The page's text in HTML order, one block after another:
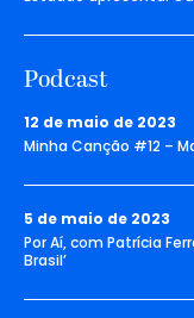
Podcast
12 de maio de 2023
Minha Canção #12 –
5 de maio de 2023
Por Aí, com Patrícia
Brasil’